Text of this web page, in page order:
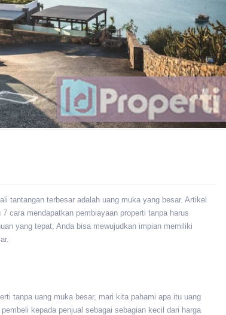
tantangan terbesar adalah uang muka yang besar. Artikel
cara mendapatkan pembiayaan properti tanpa harus
yang tepat, Anda bisa mewujudkan impian memiliki
tanpa uang muka besar, mari kita pahami apa itu uang
kepada penjual sebagai sebagian kecil dari harga